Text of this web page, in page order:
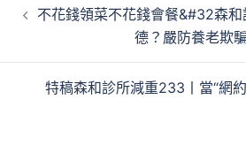
不花錢領菜不花錢會餐&#32森
德？嚴防養老欺騙
特稿森和診所減重233丨當“網